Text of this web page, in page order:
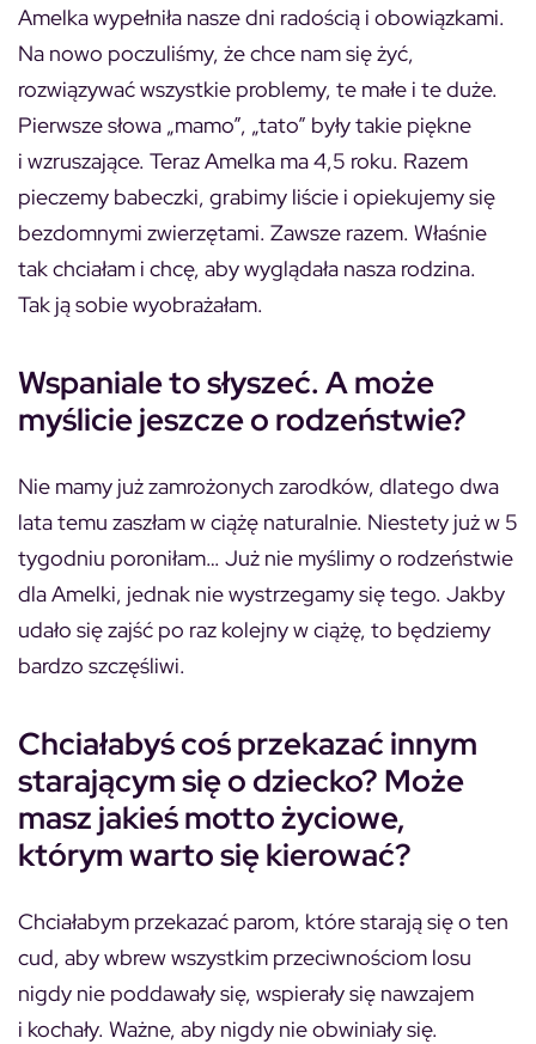
Amelka wypełniła nasze dni radością i obowiązkami.
Na nowo poczuliśmy, że chce nam się żyć,
rozwiązywać wszystkie problemy, te małe i te duże.
Pierwsze słowa „mamo”, „tato” były takie piękne
i wzruszające. Teraz Amelka ma 4,5 roku. Razem
pieczemy babeczki, grabimy liście i opiekujemy się
bezdomnymi zwierzętami. Zawsze razem. Właśnie
tak chciałam i chcę, aby wyglądała nasza rodzina.
Tak ją sobie wyobrażałam.
Wspaniale to słyszeć. A może
myślicie jeszcze o rodzeństwie?
Nie mamy już zamrożonych zarodków, dlatego dwa
lata temu zaszłam w ciążę naturalnie. Niestety już w 5
tygodniu poroniłam… Już nie myślimy o rodzeństwie
dla Amelki, jednak nie wystrzegamy się tego. Jakby
udało się zajść po raz kolejny w ciążę, to będziemy
bardzo szczęśliwi.
Chciałabyś coś przekazać innym
starającym się o dziecko? Może
masz jakieś motto życiowe,
którym warto się kierować?
Chciałabym przekazać parom, które starają się o ten
cud, aby wbrew wszystkim przeciwnościom losu
nigdy nie poddawały się, wspierały się nawzajem
i kochały. Ważne, aby nigdy nie obwiniały się.